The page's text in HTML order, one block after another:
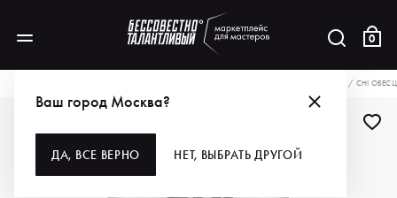
0
Ваш город Москва?
ДА, ВСЕ ВЕРНО НЕТ, ВЫБРАТЬ ДРУГОЙ
CHI